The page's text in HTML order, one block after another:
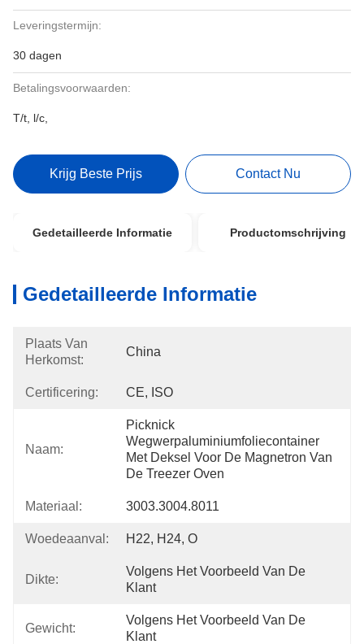
Leveringstermijn:
30 dagen
Betalingsvoorwaarden:
T/t, l/c,
Krijg Beste Prijs Contact Nu
Gedetailleerde Informatie Productomschrijving
Gedetailleerde Informatie
Plaats Van
Herkomst:
China
Certificering: CE, ISO
Naam:
Picknick
Wegwerpaluminiumfoliecontainer
Met Deksel Voor De Magnetron Van
De Treezer Oven
Materiaal: 3003.3004.8011
Woedeaanval: H22, H24, O
Dikte:
Volgens Het Voorbeeld Van De
Klant
Gewicht:
Volgens Het Voorbeeld Van De
Klant